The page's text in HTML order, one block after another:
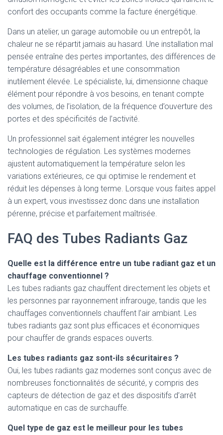
confort des occupants comme la facture énergétique.
Dans un atelier, un garage automobile ou un entrepôt, la
chaleur ne se répartit jamais au hasard. Une installation mal
pensée entraîne des pertes importantes, des différences de
température désagréables et une consommation
inutilement élevée. Le spécialiste, lui, dimensionne chaque
élément pour répondre à vos besoins, en tenant compte
des volumes, de l’isolation, de la fréquence d’ouverture des
portes et des spécificités de l’activité.
Un professionnel sait également intégrer les nouvelles
technologies de régulation. Les systèmes modernes
ajustent automatiquement la température selon les
variations extérieures, ce qui optimise le rendement et
réduit les dépenses à long terme. Lorsque vous faites appel
à un expert, vous investissez donc dans une installation
pérenne, précise et parfaitement maîtrisée.
FAQ des Tubes Radiants Gaz
Quelle est la différence entre un tube radiant gaz et un
chauffage conventionnel ?
Les tubes radiants gaz chauffent directement les objets et
les personnes par rayonnement infrarouge, tandis que les
chauffages conventionnels chauffent l’air ambiant. Les
tubes radiants gaz sont plus efficaces et économiques
pour chauffer de grands espaces ouverts.
Les tubes radiants gaz sont-ils sécuritaires ?
Oui, les tubes radiants gaz modernes sont conçus avec de
nombreuses fonctionnalités de sécurité, y compris des
capteurs de détection de gaz et des dispositifs d’arrêt
automatique en cas de surchauffe.
Quel type de gaz est le meilleur pour les tubes